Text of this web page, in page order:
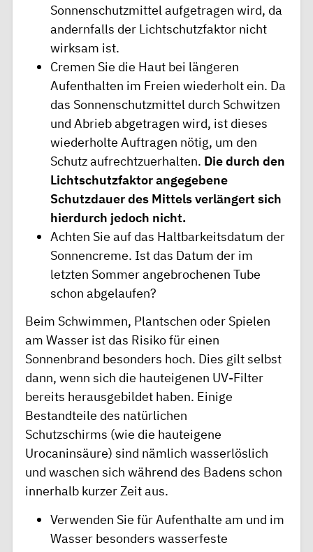
Sonnenschutzmittel aufgetragen wird, da
andernfalls der Lichtschutzfaktor nicht
wirksam ist.
Cremen Sie die Haut bei längeren
Aufenthalten im Freien wiederholt ein. Da
das Sonnenschutzmittel durch Schwitzen
und Abrieb abgetragen wird, ist dieses
wiederholte Auftragen nötig, um den
Schutz aufrechtzuerhalten. Die durch den
Lichtschutzfaktor angegebene
Schutzdauer des Mittels verlängert sich
hierdurch jedoch nicht.
Achten Sie auf das Haltbarkeitsdatum der
Sonnencreme. Ist das Datum der im
letzten Sommer angebrochenen Tube
schon abgelaufen?
Beim Schwimmen, Plantschen oder Spielen
am Wasser ist das Risiko für einen
Sonnenbrand besonders hoch. Dies gilt selbst
dann, wenn sich die hauteigenen UV-Filter
bereits herausgebildet haben. Einige
Bestandteile des natürlichen
Schutzschirms (wie die hauteigene
Urocaninsäure) sind nämlich wasserlöslich
und waschen sich während des Badens schon
innerhalb kurzer Zeit aus.
Verwenden Sie für Aufenthalte am und im
Wasser besonders wasserfeste